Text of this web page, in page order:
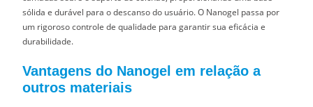
sólida e durável para o descanso do usuário. O Nanogel passa por
um rigoroso controle de qualidade para garantir sua eficácia e
durabilidade.
Vantagens do Nanogel em relação a
outros materiais